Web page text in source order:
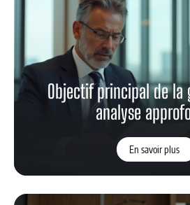
Objectif principal de la
analyse
En savoir plus